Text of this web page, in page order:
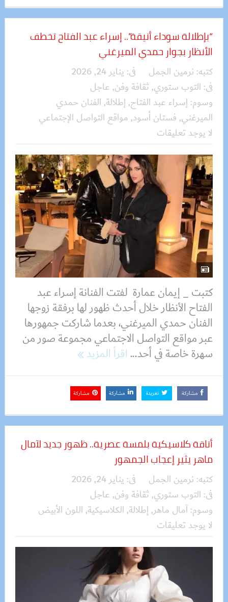
“بإطلالة سوداء أنيقة”.. إسراء عبد الفتاح تخطف
الأنظار بجوار حمدي الميرغني
كتبه: نرمين الجمل فى: يناير 24, 2026
فى: التوب ستوري, ثقافة وفن, عاجل
وسوم: إسراء عبد الفتاح, إطلالة, الفنان حمدي
الميرغني, فستان أسود, مواقع التواصل الإجتماعي
لا يوجد تعليقات
كتبت _ إيمان عمارة لفتت الفنانة إسراء عبد
الفتاح الأنظار خلال أحدث ظهور لها برفقة زوجها
الفنان حمدي الميرغني، بعدما شاركت جمهورها
عبر مواقع التواصل الاجتماعي مجموعة صور من
سهرة خاصة في أحد...اقرأ المزيد
مشاركة تغريدة مشاركة مشاركة
أناقة كلاسيكية بلمسة عصرية.. ظهور جديد لآمال
ماهر يثير إعجاب الجمهور
كتبه: نرمين الجمل فى: يناير 24, 2026
فى: التوب ستوري, ثقافة وفن, عاجل
وسوم:آمال ماهر, إطلالة, الكلاسيكية, اللون الأبيض
لا يوجد تعليقات